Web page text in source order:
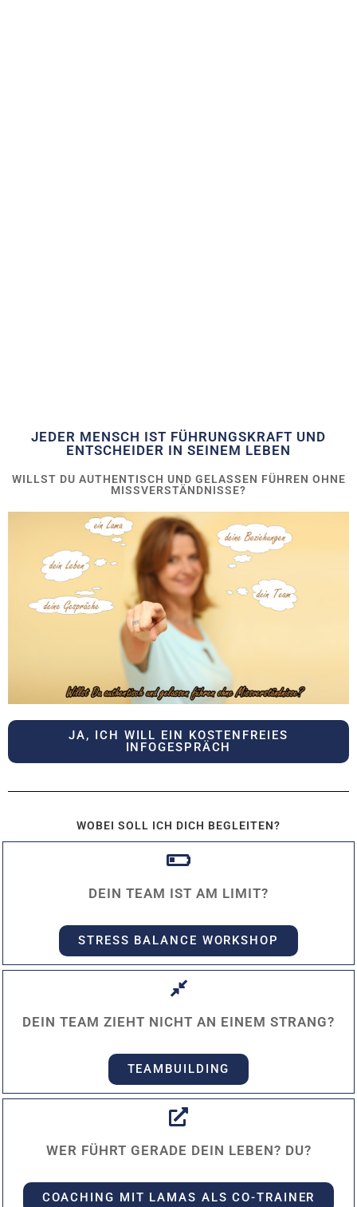
JEDER MENSCH IST FÜHRUNGSKRAFT UND
ENTSCHEIDER IN SEINEM LEBEN​​
WILLST DU AUTHENTISCH UND GELASSEN FÜHREN OHNE
MISSVERSTÄNDNISSE?
JA, ICH WILL EIN KOSTENFREIES
INFOGESPRÄCH
WOBEI SOLL ICH DICH BEGLEITEN?
DEIN TEAM IST AM LIMIT?
STRESS BALANCE WORKSHOP
DEIN TEAM ZIEHT NICHT AN EINEM STRANG?
TEAMBUILDING
WER FÜHRT GERADE DEIN LEBEN? DU?
COACHING MIT LAMAS ALS CO-TRAINER